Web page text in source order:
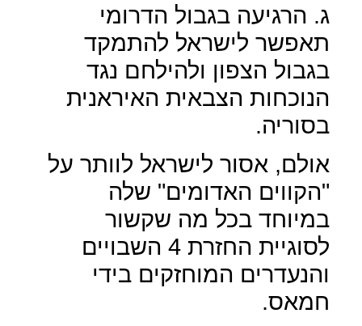
ג. הרגיעה בגבול הדרומי
תאפשר לישראל להתמקד
בגבול הצפון ולהילחם נגד
הנוכחות הצבאית האיראנית
בסוריה.
אולם, אסור לישראל לוותר על
"הקווים האדומים" שלה
במיוחד בכל מה שקשור
לסוגיית החזרת 4 השבויים
והנעדרים המוחזקים בידי
חמאס.